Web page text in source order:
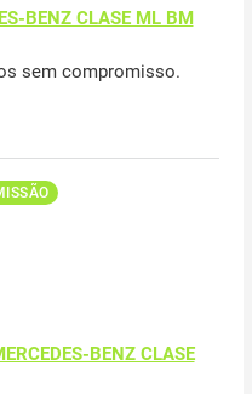
BENZ CLASE ML BM
sem compromisso.
BENZ CLASE